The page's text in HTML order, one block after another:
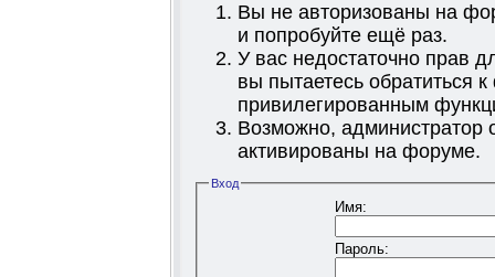
Вы не авторизованы на
и попробуйте ещё раз.
У вас недостаточно прав
вы пытаетесь обратиться
привилегированным
Возможно, администратор
активированы на форуме.
Вход
Имя:
Пароль: